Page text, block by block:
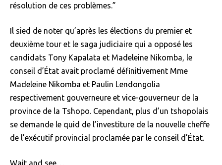
résolution de ces problèmes.”
Il sied de noter qu’après les élections du premier et
deuxième tour et le saga judiciaire qui a opposé les
candidats Tony Kapalata et Madeleine Nikomba, le
conseil d’État avait proclamé définitivement Mme
Madeleine Nikomba et Paulin Lendongolia
respectivement gouverneure et vice-gouverneur de la
province de la Tshopo. Cependant, plus d’un tshopolais
se demande le quid de l’investiture de la nouvelle cheffe
de l’exécutif provincial proclamée par le conseil d’État.
Wait and see…